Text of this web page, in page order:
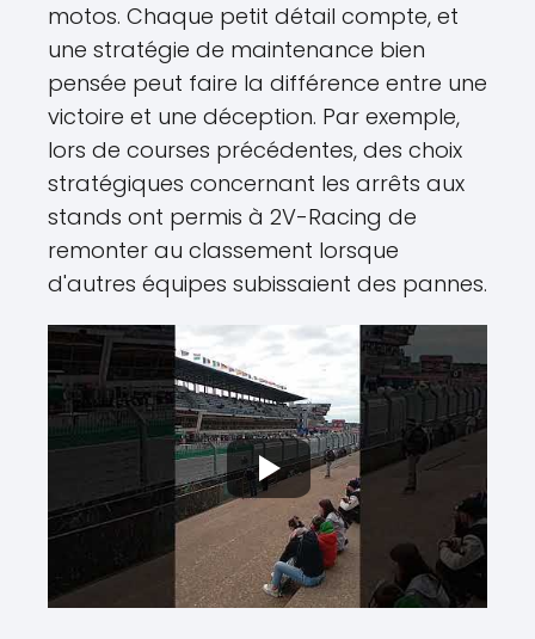
motos. Chaque petit détail compte, et
une stratégie de maintenance bien
pensée peut faire la différence entre une
victoire et une déception. Par exemple,
lors de courses précédentes, des choix
stratégiques concernant les arrêts aux
stands ont permis à 2V-Racing de
remonter au classement lorsque
d'autres équipes subissaient des pannes.